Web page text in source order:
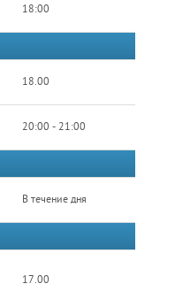
18:00
18.00
20:00 - 21:00
В течение дня
17.00